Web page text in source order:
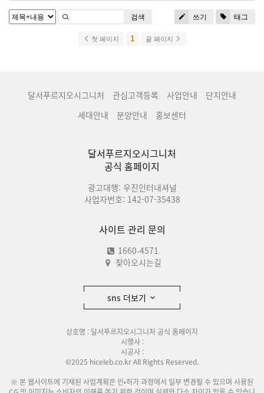
쓰기 태그
검색
첫 페이지 1 끝 페이지
달서푸르지오시그니처 관심고객등록 사업안내
단지안내
세대안내
분양안내 홍보센터
달서푸르지오시그니처
공식 홈페이지
광고대행: 우진인터내셔널
사업자번호: 142-07-35438
사이트 관리 문의
1660-4571
찾아오시는길
sns 더보기
상호명 : 달서푸르지오시그니처 공식 홈페이지
시행사 :
시공사 :
©2025 hiceleb.co.kr All Rights Reserved.
※ 본 웹사이트에 기재된 사업계획은 인•허가 과정에서 일부 변경될 수 있으며 사용된